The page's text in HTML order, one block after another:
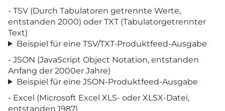
- TSV (Durch Tabulatoren getrennte Werte,
entstanden 2000) oder TXT (Tabulatorgetrennter
Text)
Beispiel für eine TSV/TXT-Produktfeed-Ausgabe
- JSON (JavaScript Object Notation, entstanden
Anfang der 2000er Jahre)
Beispiel für eine JSON-Produktfeed-Ausgabe
- Excel (Microsoft Excel XLS- oder XLSX-Datei,
entstanden 1987)